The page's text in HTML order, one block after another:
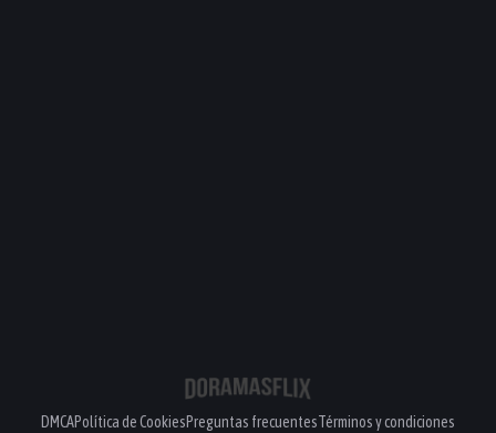
DMCAPolítica de CookiesPreguntas frecuentesTérminos y condiciones